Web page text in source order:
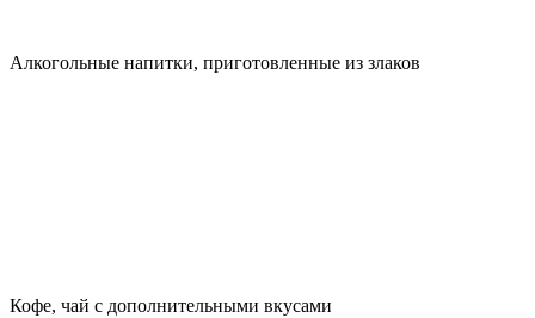
Алкогольные напитки, приготовленные из злаков
Кофе, чай с дополнительными вкусами